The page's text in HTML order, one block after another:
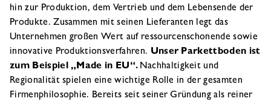
hin zur Produktion, dem Vertrieb und dem Lebensende der
Produkte. Zusammen mit seinen Lieferanten legt das
Unternehmen großen Wert auf ressourcenschonende sowie
innovative Produktionsverfahren. Unser Parkettboden ist
zum Beispiel „Made in EU“. Nachhaltigkeit und
Regionalität spielen eine wichtige Rolle in der gesamten
Firmenphilosophie. Bereits seit seiner Gründung als reiner